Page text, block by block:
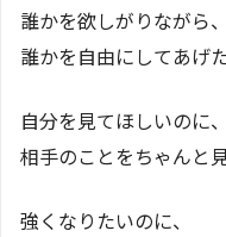
誰かを欲しがりながら、
誰かを自由にしてあげ
自分を見てほしいのに、
相手のことをちゃんと
強くなりたいのに、